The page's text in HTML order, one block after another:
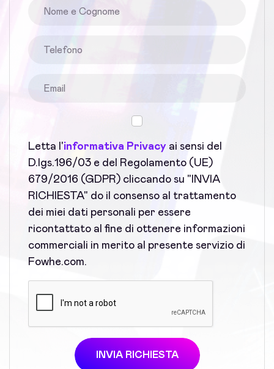
Letta l'informativa Privacy ai sensi del
D.lgs.196/03 e del Regolamento (UE)
679/2016 (GDPR) cliccando su "INVIA
RICHIESTA" do il consenso al trattamento
dei miei dati personali per essere
ricontattato al fine di ottenere informazioni
commerciali in merito al presente servizio di
Fowhe.com.
INVIA RICHIESTA